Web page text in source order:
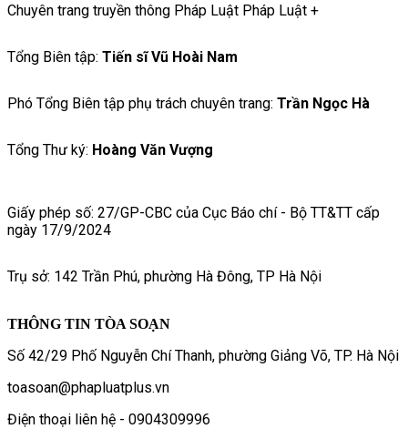
Chuyên trang truyền thông Pháp Luật Pháp Luật +
Tổng Biên tập: Tiến sĩ Vũ Hoài Nam
Phó Tổng Biên tập phụ trách chuyên trang: Trần Ngọc Hà
Tổng Thư ký: Hoàng Văn Vượng
Giấy phép số: 27/GP-CBC của Cục Báo chí - Bộ TT&TT cấp
ngày 17/9/2024
Trụ sở: 142 Trần Phú, phường Hà Đông, TP Hà Nội
THÔNG TIN TÒA SOẠN
Số 42/29 Phố Nguyễn Chí Thanh, phường Giảng Võ, TP. Hà Nội
toasoan@phapluatplus.vn
Điện thoại liên hệ - 0904309996